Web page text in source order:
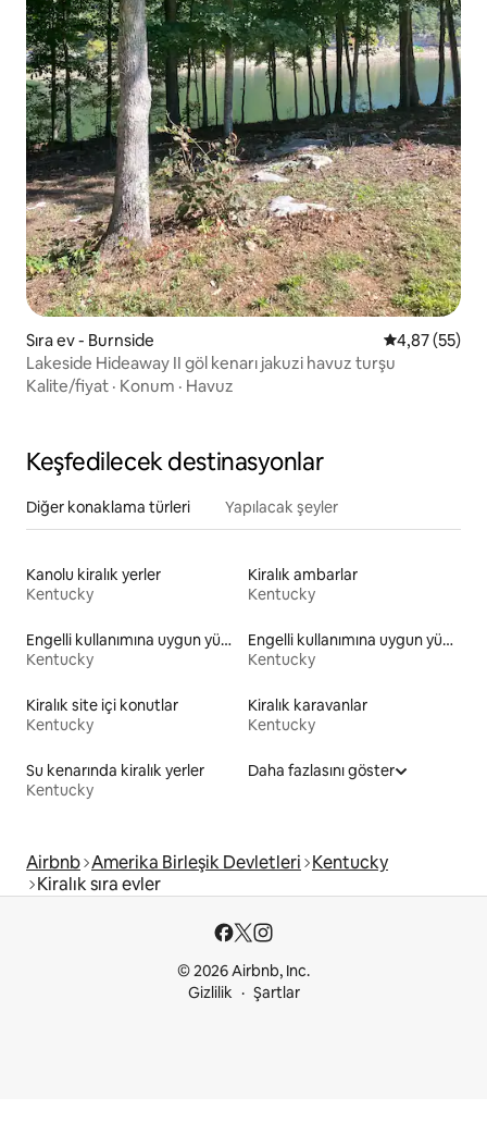
Sıra ev - Burnside 5 üzerinden
4,87 (55)
Lakeside Hideaway II göl kenarı jakuzi havuz turşu
Kalite/fiyat · Konum · Havuz
Keşfedilecek destinasyonlar
Diğer konaklama türleri Yapılacak şeyler
Kanolu kiralık yerler
Kentucky
Kiralık ambarlar
Kentucky
Engelli kullanımına uygun yükseklikte tuvaleti olan kiralık yerler
Kentucky
Engelli kullanımına uygun yükseklikte yatağı olan kiralık yerler
Kentucky
Kiralık site içi konutlar
Kentucky
Kiralık karavanlar
Kentucky
Su kenarında kiralık yerler
Kentucky
Daha fazlasını göster
Airbnb Amerika Birleşik Devletleri Kentucky
Kiralık sıra evler
© 2026 Airbnb, Inc.
Gizlilik
Şartlar